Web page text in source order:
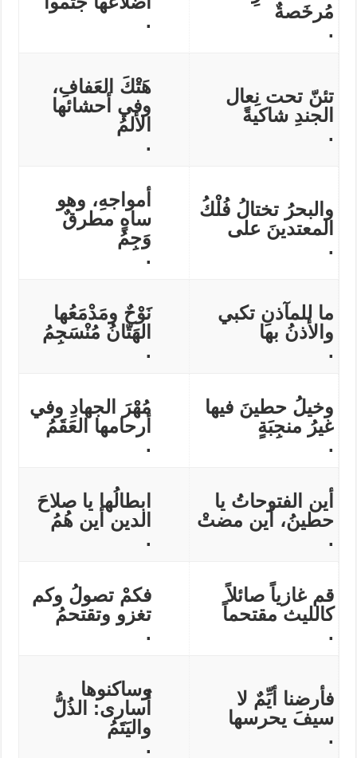
مُرخَصةٌ
.
.
تئنّ تحت نِعال
الجندِ شاكيةً
.
هَتْكَ العَفافِ،
وفي أحشائها
الألمُ
.
والبحرُ تختالُ فُلْكُ
المعتدينَ على
.
أمواجهِ، وهو
ساهٍ مطرقٌ
وَجِمُ
.
ما للمآذنِ تكبي
والأذنُ بها
.
نَوْحٌ ومَدْمَعُها
الهَتّانُ مُنْسَجِمُ
.
وخيلُ حطينَ فيها
غيرُ منجِبَةٍ
.
مُهْرَ الجهادِ وفي
أرحامها العَقَمُ
.
أين الفتوحاتُ يا
حطينُ، أين مضتْ
.
ابطالُها يا صلاحَ
الدين أين هُمُ
.
قم غازياً صائلاً
كالليث مقتحماً
.
فكمْ تصولُ وكم
تغزو وتقتحمُ
.
فأرضنا أيِّمٌ لا
سيفَ يحرسها
.
وساكنوها
أُسارى: الذُلُّ
واليَتَمُ
.